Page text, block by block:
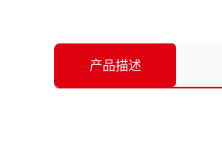
产品描述